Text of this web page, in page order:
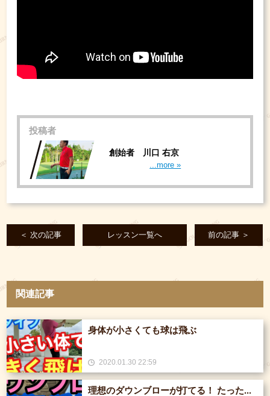
投稿者
創始者 川口 右京
...more »
＜ 次の記事 レッスン一覧へ 前の記事 ＞
関連記事
身体が小さくても球は飛ぶ
2020.01.30 22:59
理想のダウンブローが打てる！ たった...